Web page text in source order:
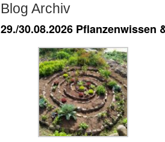
Blog Archiv
29./30.08.2026